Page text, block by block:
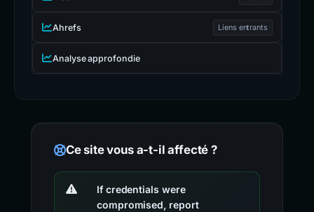
Ahrefs Liens entrants
Analyse approfondie
Ce site vous a-t-il affecté ?
If credentials were
compromised, report